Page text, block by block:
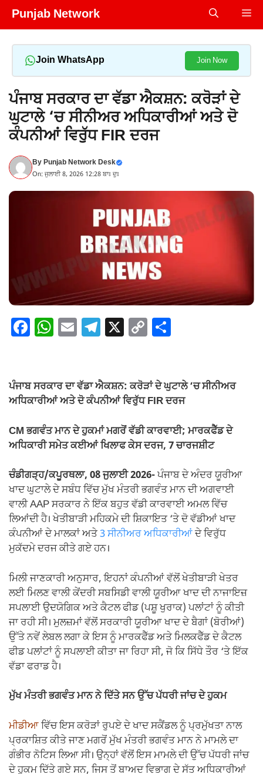
Skip
Punjab Network
Join WhatsApp Join Now
ਪੰਜਾਬ ਸਰਕਾਰ ਦਾ ਵੱਡਾ ਐਕਸ਼ਨ: ਕਰੋੜਾਂ ਦੇ
ਘੁਟਾਲੇ ‘ਚ ਸੀਨੀਅਰ ਅਧਿਕਾਰੀਆਂ ਅਤੇ ਦੋ
ਕੰਪਨੀਆਂ ਵਿਰੁੱਧ FIR ਦਰਜ
ByPunjab Network Desk
On: ਜੁਲਾਈ 8, 2026 12:28 ਬਾਃ ਦੁਃ
F
e
b
o
o
W
s
A
p
p
E T
gr
a
m
X C
y
Li
n
k
e
ਪੰਜਾਬ ਸਰਕਾਰ ਦਾ ਵੱਡਾ ਐਕਸ਼ਨ: ਕਰੋੜਾਂ ਦੇ ਘੁਟਾਲੇ ‘ਚ ਸੀਨੀਅਰ
ਅਧਿਕਾਰੀਆਂ ਅਤੇ ਦੋ ਕੰਪਨੀਆਂ ਵਿਰੁੱਧ FIR ਦਰਜ
CM ਭਗਵੰਤ ਮਾਨ ਦੇ ਹੁਕਮਾਂ ਮਗਰੋਂ ਵੱਡੀ ਕਾਰਵਾਈ; ਮਾਰਕਫੈੱਡ ਦੇ
ਅਧਿਕਾਰੀ ਸਮੇਤ ਕਈਆਂ ਖਿਲਾਫ ਕੇਸ ਦਰਜ, 7 ਚਾਰਜਸ਼ੀਟ
ਚੰਡੀਗੜ੍ਹ/ਕਪੂਰਥਲਾ, 08 ਜੁਲਾਈ 2026-ਪੰਜਾਬ ਦੇ ਅੰਦਰ ਯੂਰੀਆ
ਖਾਦ ਘੁਟਾਲੇ ਦੇ ਸਬੰਧ ਵਿੱਚ ਮੁੱਖ ਮੰਤਰੀ ਭਗਵੰਤ ਮਾਨ ਦੀ ਅਗਵਾਈ
ਵਾਲੀ AAP ਸਰਕਾਰ ਨੇ ਇੱਕ ਬਹੁਤ ਵੱਡੀ ਕਾਰਵਾਈ ਅਮਲ ਵਿੱਚ
ਲਿਆਂਦੀ ਹੈ। ਖੇਤੀਬਾੜੀ ਮਹਿਕਮੇ ਦੀ ਸ਼ਿਕਾਇਤ ‘ਤੇ ਦੋ ਵੱਡੀਆਂ ਖਾਦ
ਕੰਪਨੀਆਂ ਦੇ ਮਾਲਕਾਂ ਅਤੇ3 ਸੀਨੀਅਰ ਅਧਿਕਾਰੀਆਂਦੇ ਵਿਰੁੱਧ
ਮੁਕੱਦਮੇ ਦਰਜ ਕੀਤੇ ਗਏ ਹਨ।
ਮਿਲੀ ਜਾਣਕਾਰੀ ਅਨੁਸਾਰ, ਇਹਨਾਂ ਕੰਪਨੀਆਂ ਵੱਲੋਂ ਖੇਤੀਬਾੜੀ ਖੇਤਰ
ਲਈ ਮਿਲਣ ਵਾਲੀ ਕੇਂਦਰੀ ਸਬਸਿਡੀ ਵਾਲੀ ਯੂਰੀਆ ਖਾਦ ਦੀ ਨਾਜਾਇਜ਼
ਸਪਲਾਈ ਉਦਯੋਗਿਕ ਅਤੇ ਕੈਟਲ ਫੀਡ (ਪਸ਼ੂ ਖੁਰਾਕ) ਪਲਾਂਟਾਂ ਨੂੰ ਕੀਤੀ
ਜਾ ਰਹੀ ਸੀ। ਮੁਲਜ਼ਮਾਂ ਵੱਲੋਂ ਸਰਕਾਰੀ ਯੂਰੀਆ ਖਾਦ ਦੇ ਬੈਗਾਂ (ਬੋਰੀਆਂ)
ਉੱਤੇ ਨਵੇਂ ਲੇਬਲ ਲਗਾ ਕੇ ਇਸ ਨੂੰ ਮਾਰਕਫੈੱਡ ਅਤੇ ਮਿਲਕਫੈੱਡ ਦੇ ਕੈਟਲ
ਫੀਡ ਪਲਾਂਟਾਂ ਨੂੰ ਸਪਲਾਈ ਕੀਤਾ ਜਾ ਰਿਹਾ ਸੀ, ਜੋ ਕਿ ਸਿੱਧੇ ਤੌਰ ‘ਤੇ ਇੱਕ
ਵੱਡਾ ਫਰਾਡ ਹੈ।
ਮੁੱਖ ਮੰਤਰੀ ਭਗਵੰਤ ਮਾਨ ਨੇ ਦਿੱਤੇ ਸਨ ਉੱਚ ਪੱਧਰੀ ਜਾਂਚ ਦੇ ਹੁਕਮ
ਮੀਡੀਆਵਿੱਚ ਇਸ ਕਰੋੜਾਂ ਰੁਪਏ ਦੇ ਖਾਦ ਸਕੈਂਡਲ ਨੂੰ ਪ੍ਰਮੁੱਖਤਾ ਨਾਲ
ਪ੍ਰਕਾਸ਼ਿਤ ਕੀਤੇ ਜਾਣ ਮਗਰੋਂ ਮੁੱਖ ਮੰਤਰੀ ਭਗਵੰਤ ਮਾਨ ਨੇ ਮਾਮਲੇ ਦਾ
ਗੰਭੀਰ ਨੋਟਿਸ ਲਿਆ ਸੀ। ਉਨ੍ਹਾਂ ਵੱਲੋਂ ਇਸ ਮਾਮਲੇ ਦੀ ਉੱਚ ਪੱਧਰੀ ਜਾਂਚ
ਦੇ ਹੁਕਮ ਦਿੱਤੇ ਗਏ ਸਨ, ਜਿਸ ਤੋਂ ਬਾਅਦ ਵਿਭਾਗ ਦੇ ਸੱਤ ਅਧਿਕਾਰੀਆਂ